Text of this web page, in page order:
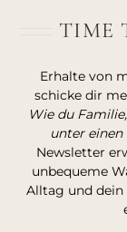
TIME
Erhalte von
schicke dir
Wie du
unter
Newsletter
unbequeme
Alltag und dein